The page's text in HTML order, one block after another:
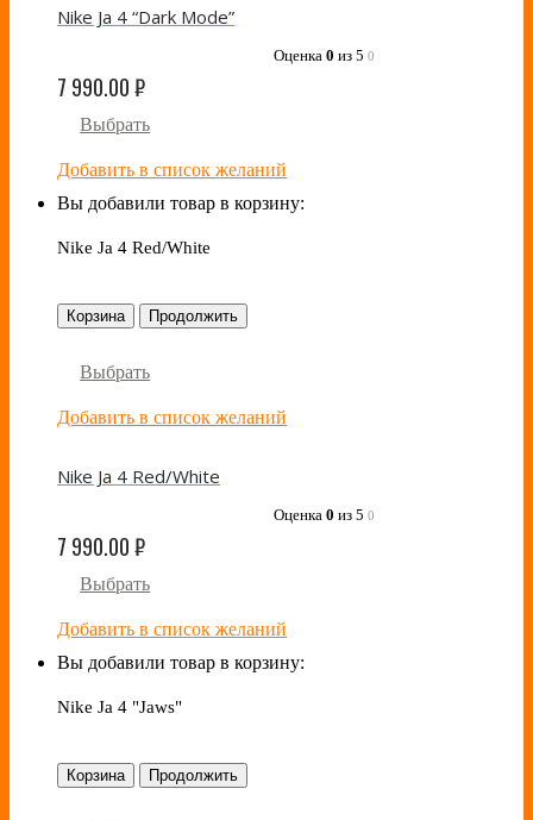
Nike Ja 4 “Dark Mode”
Оценка 0 из 5 0
7 990.00₽
Выбрать
Добавить в список желаний
Вы добавили товар в корзину:
Nike Ja 4 Red/White
Корзина Продолжить
Выбрать
Добавить в список желаний
Nike Ja 4 Red/White
Оценка 0 из 5 0
7 990.00₽
Выбрать
Добавить в список желаний
Вы добавили товар в корзину:
Nike Ja 4 "Jaws"
Корзина Продолжить